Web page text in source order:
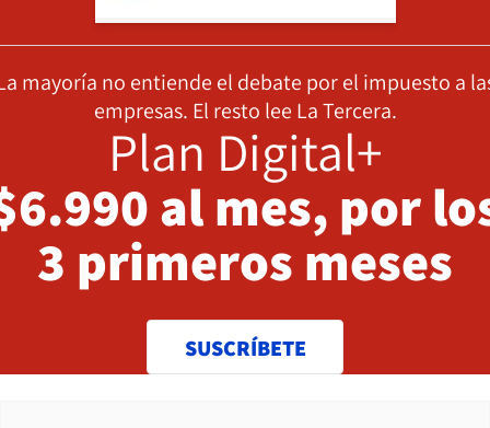
mayoría no entiende el debate por el impuesto a
empresas. El resto lee La Tercera.
Plan Digital+
al mes, por
3 primeros meses
SUSCRÍBETE